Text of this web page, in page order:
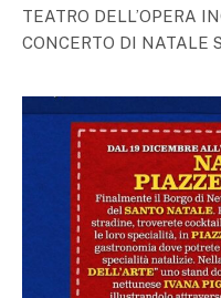
TEATRO DELL’OPERA
CONCERTO DI NATALE